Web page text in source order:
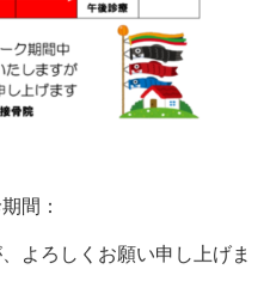
間：
よろしくお願い申し上げま